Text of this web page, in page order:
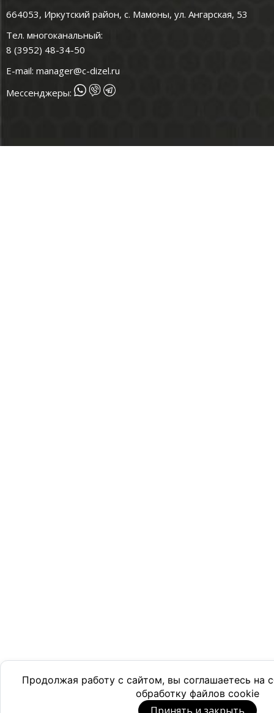
Продолжая работу с сайтом, вы соглашаетесь на
обработку файлов cookie
664053, Иркутский район, с. Мамоны, ул. Ангарская, 53
Тел. многоканальный:
8 (3952) 48-34-50
E-mail: manager@c-dizel.ru
Мессенджеры: